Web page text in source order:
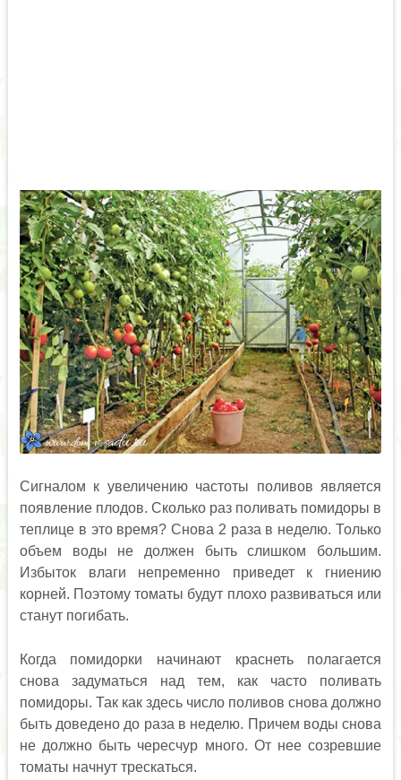
Сигналом к увеличению частоты поливов является
появление плодов. Сколько раз поливать помидоры в
теплице в это время? Снова 2 раза в неделю. Только
объем воды не должен быть слишком большим.
Избыток влаги непременно приведет к гниению
корней. Поэтому томаты будут плохо развиваться или
станут погибать.
Когда помидорки начинают краснеть полагается
снова задуматься над тем, как часто поливать
помидоры. Так как здесь число поливов снова должно
быть доведено до раза в неделю. Причем воды снова
не должно быть чересчур много. От нее созревшие
томаты начнут трескаться.